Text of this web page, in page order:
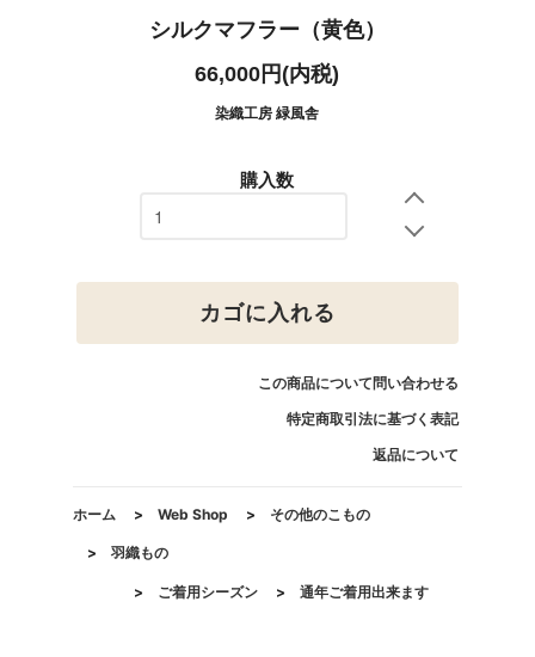
シルクマフラー（黄色）
66,000円(内税)
染織工房 緑風舎
購入数
カゴに入れる
この商品について問い合わせる
特定商取引法に基づく表記
返品について
ホーム > Web Shop > その他のこもの
> 羽織もの
> ご着用シーズン > 通年ご着用出来ます